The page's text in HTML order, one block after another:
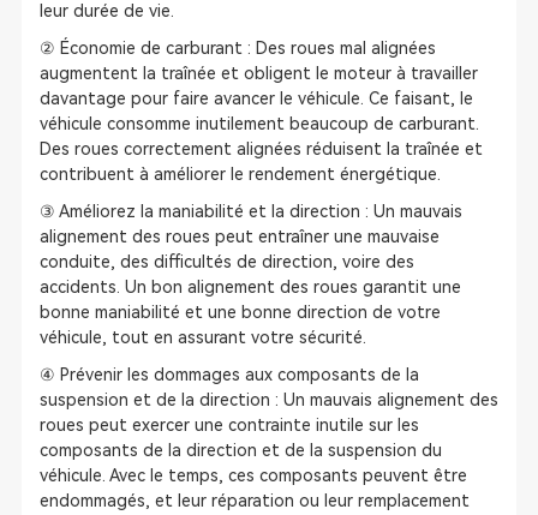
leur durée de vie.
② Économie de carburant : Des roues mal alignées
augmentent la traînée et obligent le moteur à travailler
davantage pour faire avancer le véhicule. Ce faisant, le
véhicule consomme inutilement beaucoup de carburant.
Des roues correctement alignées réduisent la traînée et
contribuent à améliorer le rendement énergétique.
③ Améliorez la maniabilité et la direction : Un mauvais
alignement des roues peut entraîner une mauvaise
conduite, des difficultés de direction, voire des
accidents. Un bon alignement des roues garantit une
bonne maniabilité et une bonne direction de votre
véhicule, tout en assurant votre sécurité.
④ Prévenir les dommages aux composants de la
suspension et de la direction : Un mauvais alignement des
roues peut exercer une contrainte inutile sur les
composants de la direction et de la suspension du
véhicule. Avec le temps, ces composants peuvent être
endommagés, et leur réparation ou leur remplacement